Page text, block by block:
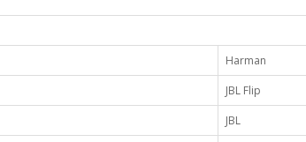
Harman
JBL Flip
JBL